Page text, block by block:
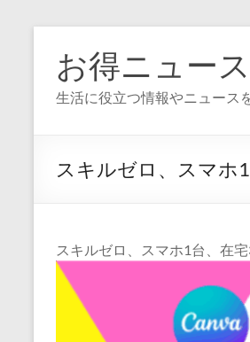
お得ニュー
生活に役立つ情報やニュース
スキルゼロ、スマホ
スキルゼロ、スマホ1台、在